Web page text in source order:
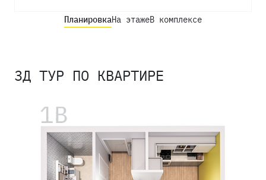
ПланировкаНа этажеВ комплексе
3Д ТУР ПО КВАРТИРЕ